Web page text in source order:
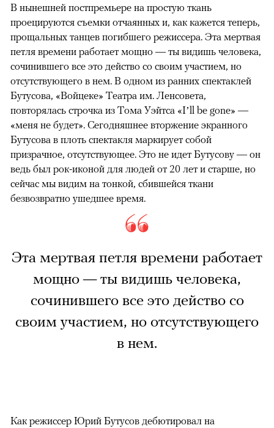
В нынешней постпремьере на простую ткань
проецируются съемки отчаянных и, как кажется теперь,
прощальных танцев погибшего режиссера. Эта мертвая
петля времени работает мощно — ты видишь человека,
сочинившего все это действо со своим участием, но
отсутствующего в нем. В одном из ранних спектаклей
Бутусова, «Войцеке» Театра им. Ленсовета,
повторялась строчка из Тома Уэйтса «I’ll be gone» —
«меня не будет». Сегодняшнее вторжение экранного
Бутусова в плоть спектакля маркирует собой
призрачное, отсутствующее. Это не идет Бутусову — он
ведь был рок-иконой для людей от 20 лет и старше, но
сейчас мы видим на тонкой, сбившейся ткани
безвозвратно ушедшее время.
Эта мертвая петля времени работает
мощно — ты видишь человека,
сочинившего все это действо со
своим участием, но отсутствующего
в нем.
Как режиссер Юрий Бутусов дебютировал на